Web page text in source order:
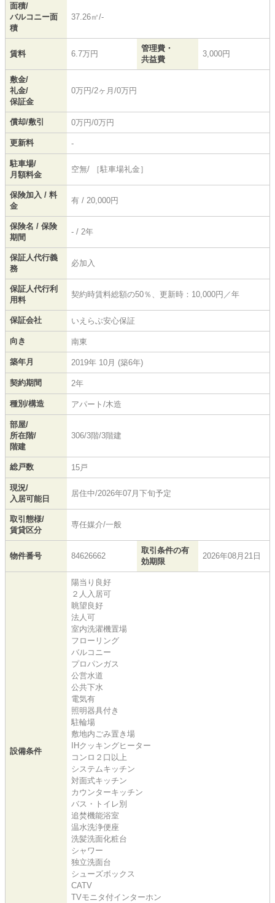
面積/
バルコニー面
積
37.26㎡/-
賃料 6.7万円
管理費・
共益費
3,000円
敷金/
礼金/
保証金
0万円/2ヶ月/0万円
償却/敷引 0万円/0万円
更新料 -
駐車場/
月額料金
空無/ ［駐車場礼金］
保険加入 / 料
金
有 / 20,000円
保険名 / 保険
期間
- / 2年
保証人代行義
務
必加入
保証人代行利
用料
契約時賃料総額の50％、更新時：10,000円／年
保証会社 いえらぶ安心保証
向き 南東
築年月 2019年 10月 (築6年)
契約期間 2年
種別/構造 アパート/木造
部屋/
所在階/
階建
306/3階/3階建
総戸数 15戸
現況/
入居可能日
居住中/2026年07月下旬予定
取引態様/
賃貸区分
専任媒介/一般
物件番号 84626662
取引条件の有
効期限
2026年08月21日
設備条件
陽当り良好
２人入居可
眺望良好
法人可
室内洗濯機置場
フローリング
バルコニー
プロパンガス
公営水道
公共下水
電気有
照明器具付き
駐輪場
敷地内ごみ置き場
IHクッキングヒーター
コンロ２口以上
システムキッチン
対面式キッチン
カウンターキッチン
バス・トイレ別
追焚機能浴室
温水洗浄便座
洗髪洗面化粧台
シャワー
独立洗面台
シューズボックス
CATV
TVモニタ付インターホン